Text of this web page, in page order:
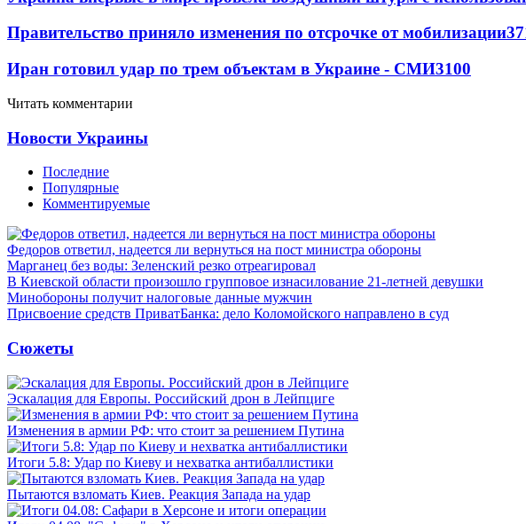
Правительство приняло изменения по отсрочке от мобилизации
Иран готовил удар по трем объектам в Украине - СМИ3100
Читать комментарии
Новости Украины
Последние
Популярные
Комментируемые
Федоров ответил, надеется ли вернуться на пост министра обороны
Марганец без воды: Зеленский резко отреагировал
В Киевской области произошло групповое изнасилование 21-летней девушки
Минобороны получит налоговые данные мужчин
Присвоение средств ПриватБанка: дело Коломойского направлено в суд
Сюжеты
Эскалация для Европы. Российский дрон в Лейпциге
Изменения в армии РФ: что стоит за решением Путина
Итоги 5.8: Удар по Киеву и нехватка антибаллистики
Пытаются взломать Киев. Реакция Запада на удар